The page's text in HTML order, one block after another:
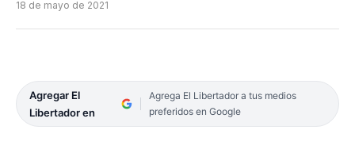
18 de mayo de 2021
Agregar El
Libertador en
Agrega El Libertador a tus medios
preferidos en Google